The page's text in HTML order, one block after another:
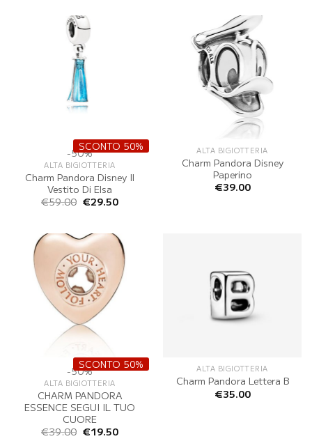
€55.00.
-50%
ALTA BIGIOTTERIA
Charm Pandora Disney Il
Vestito Di Elsa
SCONTO 50%
€59.00 Il
prezzo
€59.00.
€29.50Il
€29.50.
ALTA BIGIOTTERIA
Charm Pandora Disney
Paperino
€39.00
-50%
ALTA BIGIOTTERIA
CHARM PANDORA
ESSENCE SEGUI IL TUO
CUORE
SCONTO 50%
€39.00 Il
prezzo
€19.50Il
ALTA BIGIOTTERIA
Charm Pandora Lettera B
€35.00